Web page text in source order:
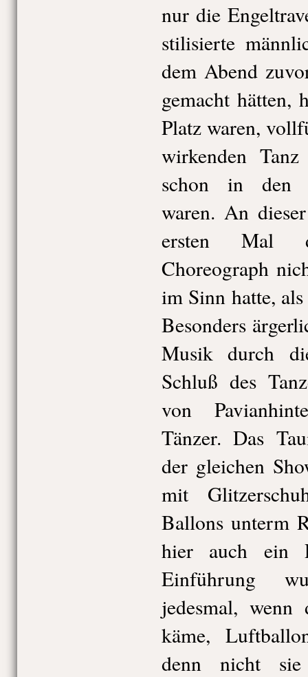
nur die
stilisierte
dem Abend
gemacht
Platz waren,
wirkenden
schon in den
waren. An
ersten Mal
Choreograph
im Sinn hatte,
Besonders
Musik durch
Schluß des
von
Tänzer. Das
der gleichen
mit
Ballons unterm
hier auch ein
Einführung
jedesmal,
käme,
denn nicht